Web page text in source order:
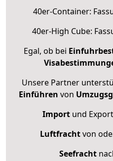
40er-Container:
40er-High Cube:
Egal, ob bei
Unsere Partner
Einführen von
Importund
Luftfrachtvon
Seefracht